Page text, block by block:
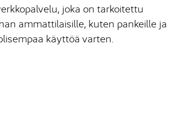
joka on tarkoitettu
ammattilaisille, kuten pankeille ja
käyttöä varten.
viestinä